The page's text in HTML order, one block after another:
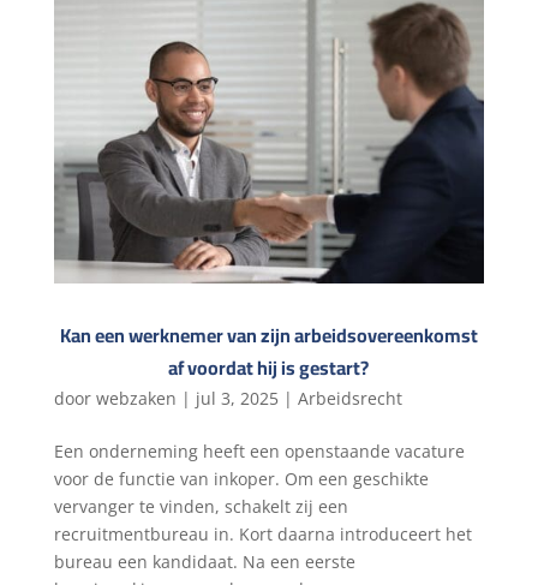
Kan een werknemer van zijn arbeidsovereenkomst
af voordat hij is gestart?
door webzaken | jul 3, 2025| Arbeidsrecht
Een onderneming heeft een openstaande vacature
voor de functie van inkoper. Om een geschikte
vervanger te vinden, schakelt zij een
recruitmentbureau in. Kort daarna introduceert het
bureau een kandidaat. Na een eerste